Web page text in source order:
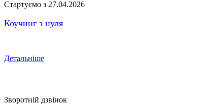
Стартуємо з 27.04.2026
Коучинг з нуля
Детальніше
Зворотній дзвінок